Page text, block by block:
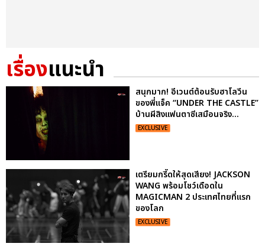
เรื่องแนะนำ
สนุกมาก! อีเวนต์ต้อนรับฮาโลวีน
ของพี่แจ็ค “UNDER THE CASTLE”
บ้านผีสิงแฟนตาซีเสมือนจริง...
EXCLUSIVE
เตรียมกรี๊ดให้สุดเสียง! JACKSON
WANG พร้อมโชว์เดือดใน
MAGICMAN 2 ประเทศไทยที่แรก
ของโลก
EXCLUSIVE